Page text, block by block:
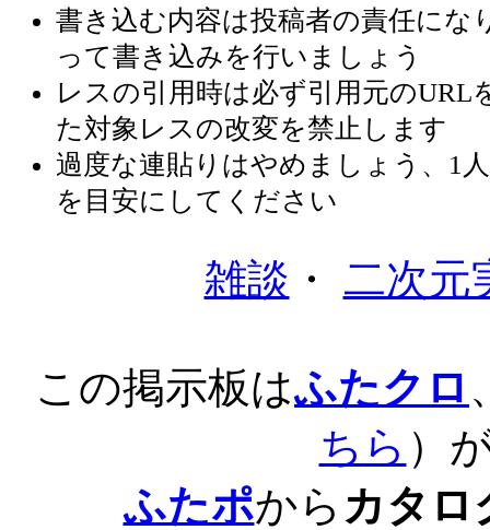
書き込む内容は投稿者の責任にな
って書き込みを行いましょう
レスの引用時は必ず引用元のURL
た対象レスの改変を禁止します
過度な連貼りはやめましょう、1
を目安にしてください
雑談 ・ 二次元
この掲示板はふたクロ
ちら ）
ふたポから カタロ